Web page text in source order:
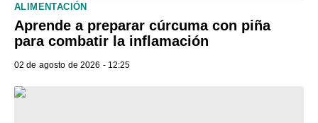
ALIMENTACIÓN
Aprende a preparar cúrcuma con piña
para combatir la inflamación
02 de agosto de 2026 - 12:25